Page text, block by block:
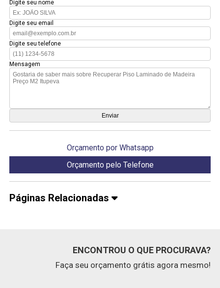
Digite seu nome
Digite seu email
Digite seu telefone
Mensagem
Orçamento por Whatsapp
Orçamento pelo Telefone
Páginas Relacionadas
ENCONTROU O QUE PROCURAVA?
Faça seu orçamento grátis agora mesmo!